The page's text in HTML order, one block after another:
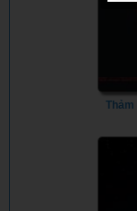
Thảm